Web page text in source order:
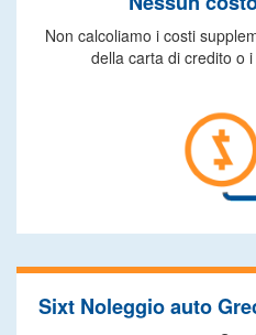
Non calcoliamo i costi
della carta di credito o
Sixt Noleggio auto